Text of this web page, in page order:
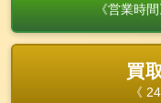
《営業時
買
《